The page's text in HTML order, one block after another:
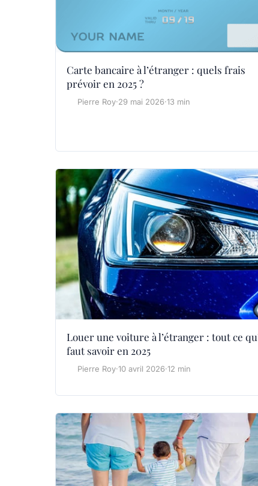
Carte bancaire à l’étranger : quels frais
prévoir en 2025 ?
Pierre Roy·29 mai 2026·13 min
Louer une voiture à l’étranger : tout ce
faut savoir en 2025
Pierre Roy·10 avril 2026·12 min